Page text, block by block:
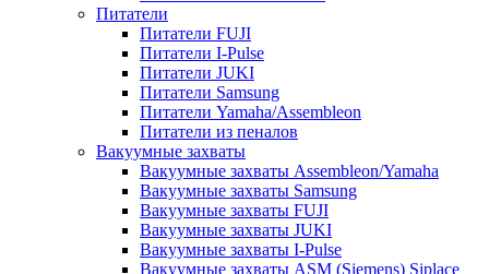
Питатели
Питатели FUJI
Питатели I-Pulse
Питатели JUKI
Питатели Samsung
Питатели Yamaha/Assembleon
Питатели из пеналов
Вакуумные захваты
Вакуумные захваты Assembleon/Yamaha
Вакуумные захваты Samsung
Вакуумные захваты FUJI
Вакуумные захваты JUKI
Вакуумные захваты I-Pulse
Вакуумные захваты ASM (Siemens) Siplace